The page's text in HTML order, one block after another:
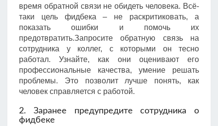
время обратной связи не обидеть человека. Всё-
таки цель фидбека – не раскритиковать, а
показать ошибки и помочь их
предотвратить.Запросите обратную связь на
сотрудника у коллег, с которыми он тесно
работал. Узнайте, как они оценивают его
профессиональные качества, умение решать
проблемы. Это позволит лучше понять, как
человек справляется с работой.
2. Заранее предупредите сотрудника о
фидбеке